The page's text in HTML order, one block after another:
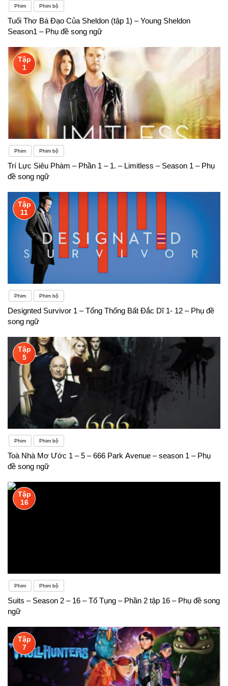
Phim Phim bộ
Tuổi Thơ Bá Đạo Của Sheldon (tập 1) – Young Sheldon
Season1 – Phụ đề song ngữ
Tập
1
Phim Phim bộ
Trí Lực Siêu Phàm – Phần 1 – 1. – Limitless – Season 1 – Phụ
đề song ngữ
Tập
11
Phim Phim bộ
Designted Survivor 1 – Tổng Thống Bất Đắc Dĩ 1- 12 – Phụ đề
song ngữ
Tập
5
Phim Phim bộ
Toà Nhà Mơ Ước 1 – 5 – 666 Park Avenue – season 1 – Phụ
đề song ngữ
Tập
16
Phim Phim bộ
Suits – Season 2 – 16 – Tố Tụng – Phần 2 tập 16 – Phụ đề song
ngữ
Tập
7